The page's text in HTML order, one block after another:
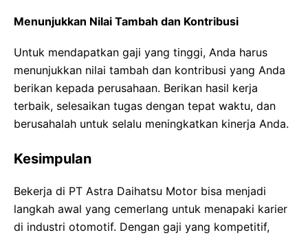
Menunjukkan Nilai Tambah dan Kontribusi
Untuk mendapatkan gaji yang tinggi, Anda harus
menunjukkan nilai tambah dan kontribusi yang Anda
berikan kepada perusahaan. Berikan hasil kerja
terbaik, selesaikan tugas dengan tepat waktu, dan
berusahalah untuk selalu meningkatkan kinerja Anda.
Kesimpulan
Bekerja di PT Astra Daihatsu Motor bisa menjadi
langkah awal yang cemerlang untuk menapaki karier
di industri otomotif. Dengan gaji yang kompetitif,